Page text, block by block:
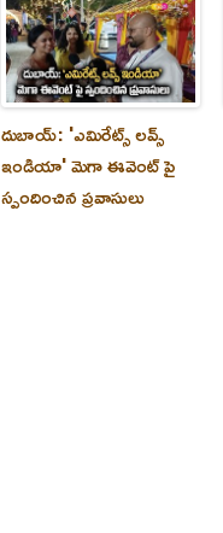
దుబాయ్‌: 'ఎమిరేట్స్ లవ్స్
ఇండియా' మెగా ఈవెంట్ పై
స్పందించిన ప్రవాసులు